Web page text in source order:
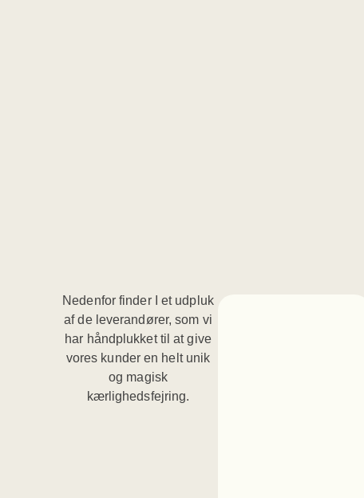
Nedenfor finder I et udpluk
af de leverandører, som vi
har håndplukket til at give
vores kunder en helt unik
og magisk
kærlighedsfejring.